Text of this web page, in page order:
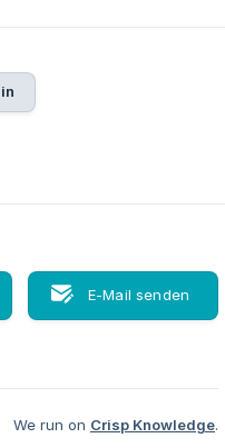
E-Mail senden
We run on Crisp Knowledge.